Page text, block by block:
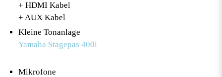
+ HDMI Kabel
+ AUX Kabel
Kleine Tonanlage
Yamaha Stagepas 400i
Mikrofone